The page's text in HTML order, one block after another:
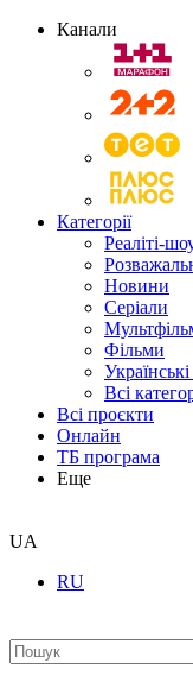
Канали
Категорії
Реаліті-
Новини
Серіали
Фільми
Всі
Всі проєкти
Онлайн
ТБ програма
Еще
UA
RU